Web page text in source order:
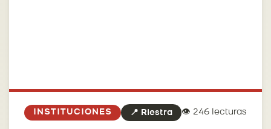
INSTITUCIONES 📍 Riestra 👁️ 246 lecturas